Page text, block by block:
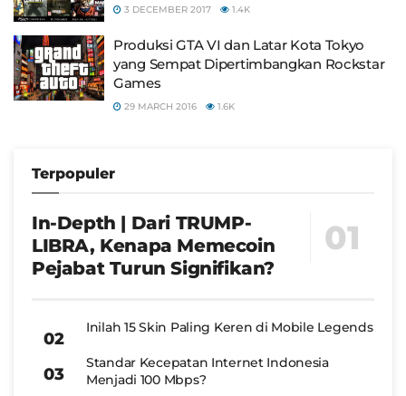
3 DECEMBER 2017 1.4K
Produksi GTA VI dan Latar Kota Tokyo
yang Sempat Dipertimbangkan Rockstar
Games
29 MARCH 2016 1.6K
Terpopuler
In-Depth | Dari TRUMP-
LIBRA, Kenapa Memecoin
Pejabat Turun Signifikan?
Inilah 15 Skin Paling Keren di Mobile Legends
Standar Kecepatan Internet Indonesia
Menjadi 100 Mbps?